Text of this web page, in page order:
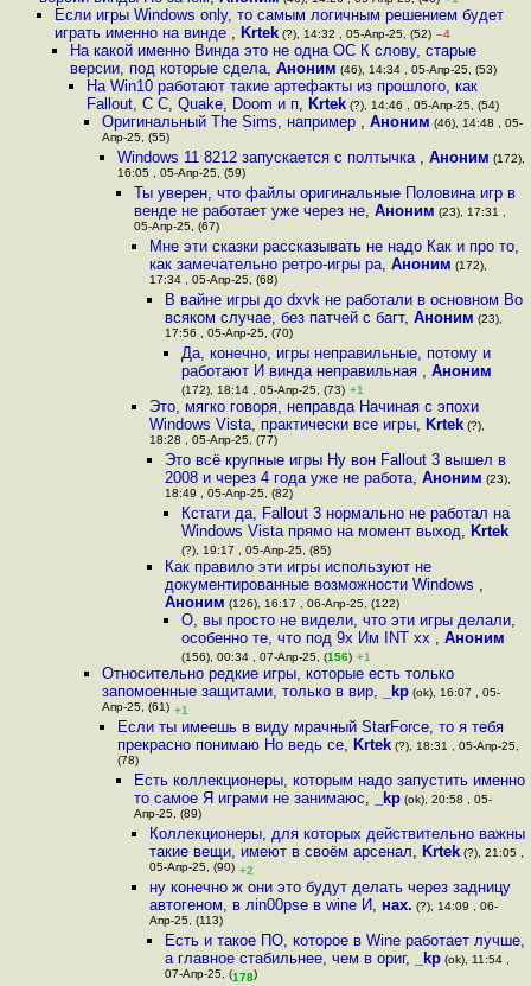
Если игры Windows only, то самым логичным решением будет
играть именно на винде , Krtek(?), 14:32 , 05-Апр-25, (52) –4
На какой именно Винда это не одна ОС К слову, старые
версии, под которые сдела,Аноним (46), 14:34 , 05-Апр-25, (53)
На Win10 работают такие артефакты из прошлого, как
Fallout, C C, Quake, Doom и п, Krtek(?), 14:46 , 05-Апр-25, (54)
Оригинальный The Sims, например , Аноним (46), 14:48 , 05-
Апр-25, (55)
Windows 11 8212 запускается с полтычка ,Аноним (172),
16:05 , 05-Апр-25, (59)
Ты уверен, что файлы оригинальные Половина игр в
венде не работает уже через не, Аноним (23), 17:31 ,
05-Апр-25, (67)
Мне эти сказки рассказывать не надо Как и про то,
как замечательно ретро-игры ра, Аноним (172),
17:34 , 05-Апр-25, (68)
В вайне игры до dxvk не работали в основном Во
всяком случае, без патчей с багт,Аноним (23),
17:56 , 05-Апр-25, (70)
Да, конечно, игры неправильные, потому и
работают И винда неправильная , Аноним
(172), 18:14 , 05-Апр-25, (73) +1
Это, мягко говоря, неправда Начиная с эпохи
Windows Vista, практически все игры, Krtek(?),
18:28 , 05-Апр-25, (77)
Это всё крупные игры Ну вон Fallout 3 вышел в
2008 и через 4 года уже не работа,Аноним (23),
18:49 , 05-Апр-25, (82)
Кстати да, Fallout 3 нормально не работал на
Windows Vista прямо на момент выход, Krtek
(?), 19:17 , 05-Апр-25, (85)
Как правило эти игры используют не
документированные возможности Windows ,
Аноним (126), 16:17 , 06-Апр-25, (122)
О, вы просто не видели, что эти игры делали,
особенно те, что под 9x Им INT xx , Аноним
(156), 00:34 , 07-Апр-25, (156) +1
Относительно редкие игры, которые есть только
запомоенные защитами, только в вир, _kp(ok), 16:07 , 05-
Апр-25, (61) +1
Если ты имеешь в виду мрачный StarForce, то я тебя
прекрасно понимаю Но ведь се, Krtek (?), 18:31 , 05-Апр-25,
(78)
Есть коллекционеры, которым надо запустить именно
то самое Я играми не занимаюс, _kp(ok), 20:58 , 05-
Апр-25, (89)
Коллекционеры, для которых действительно важны
такие вещи, имеют в своём арсенал, Krtek(?), 21:05 ,
05-Апр-25, (90) +2
ну конечно ж они это будут делать через задницу
автогеном, в лin00psе в wine И, нах. (?), 14:09 , 06-
Апр-25, (113)
Есть и такое ПО, которое в Wine работает лучше,
а главное стабильнее, чем в ориг, _kp (ok), 11:54 ,
07-Апр-25, (178)